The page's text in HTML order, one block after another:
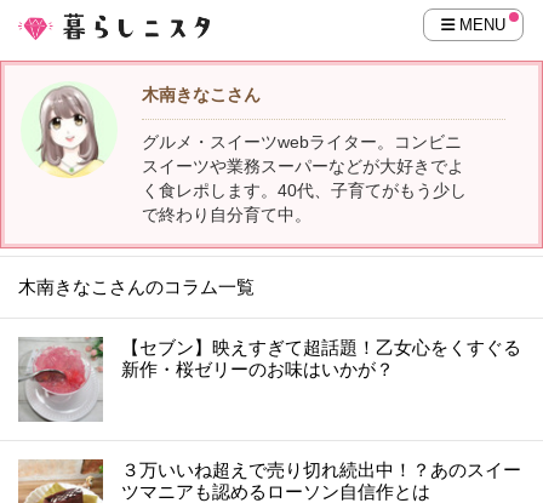
MENU
木南きなこさん
グルメ・スイーツwebライター。コンビニ
スイーツや業務スーパーなどが大好きでよ
く食レポします。40代、子育てがもう少し
で終わり自分育て中。
木南きなこさんのコラム一覧
【セブン】映えすぎて超話題！乙女心をくすぐる
新作・桜ゼリーのお味はいかが？
３万いいね超えで売り切れ続出中！？あのスイー
ツマニアも認めるローソン自信作とは